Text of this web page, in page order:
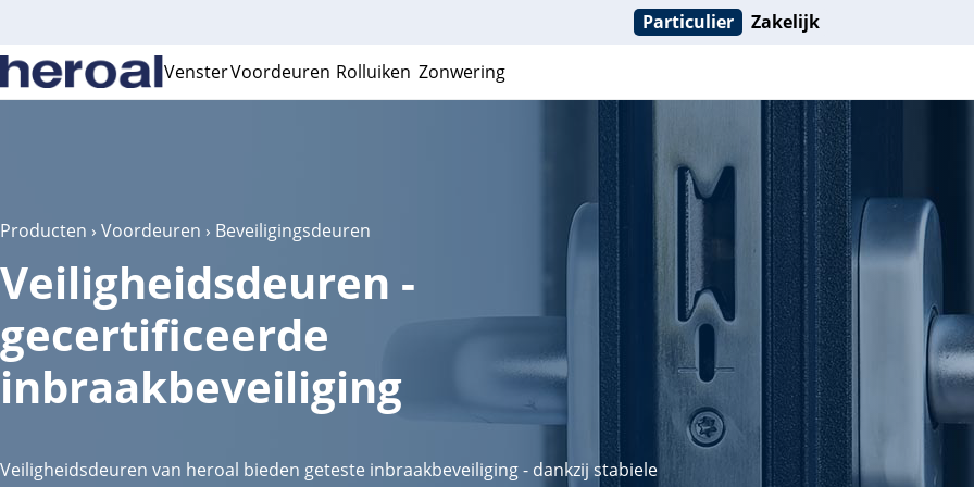
Particulier Zakelijk
VensterVoordeuren Rolluiken Zonwering
Producten › Voordeuren › Beveiligingsdeuren
Veiligheidsdeuren -
gecertificeerde
inbraakbeveiliging
Veiligheidsdeuren van heroal bieden geteste inbraakbeveiliging - dankzij stabiele